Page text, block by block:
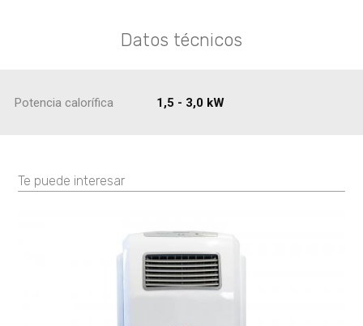
Datos técnicos
Potencia calorífica 1,5 - 3,0 kW
Te puede interesar